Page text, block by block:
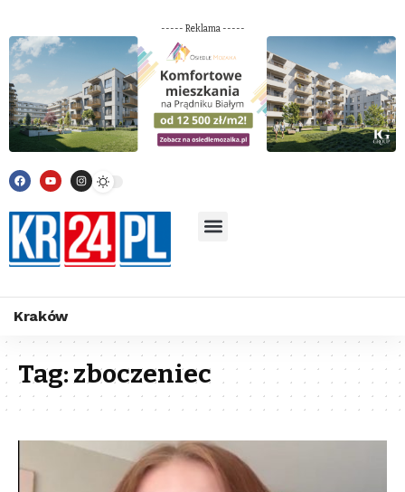
----- Reklama -----
Kraków
Tag:zboczeniec